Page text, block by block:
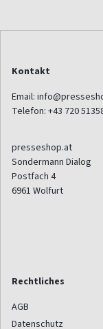
Kontakt
Email:
Telefon: +43 720
presseshop.at
Sondermann Dialog
Postfach 4
6961 Wolfurt
Rechtliches
AGB
Datenschutz